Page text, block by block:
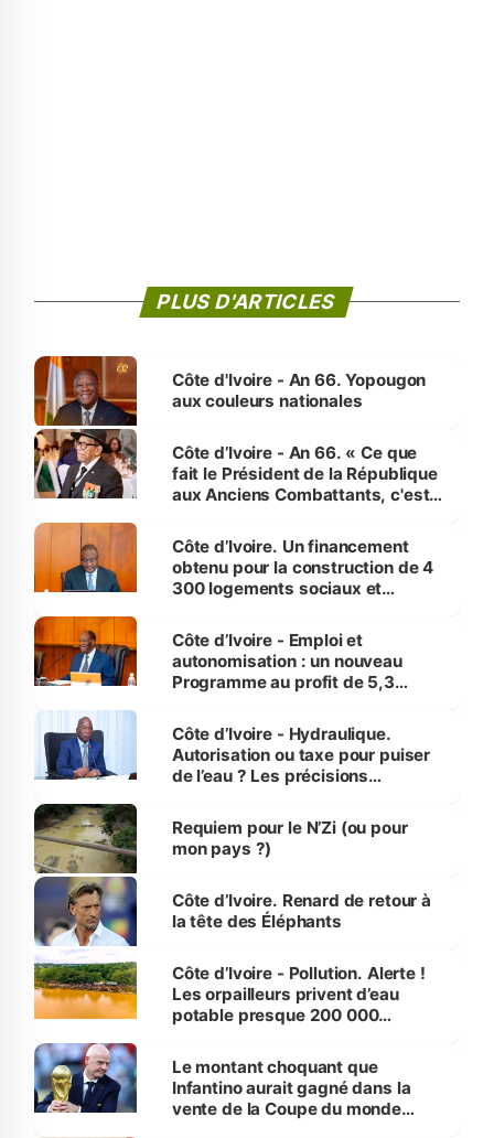
PLUS D'ARTICLES
Côte d'Ivoire - An 66. Yopougon
aux couleurs nationales
Côte d’Ivoire - An 66. « Ce que
fait le Président de la République
aux Anciens Combattants, c'est
Côte d’Ivoire. Un financement
obtenu pour la construction de 4
300 logements sociaux et
et Yamoussoukro
Côte d’Ivoire - Emploi et
autonomisation : un nouveau
Programme au profit de 5,3
Côte d’Ivoire - Hydraulique.
Autorisation ou taxe pour puiser
de l’eau ? Les précisions
Requiem pour le N’Zi (ou pour
mon pays ?)
Côte d’Ivoire. Renard de retour à
la tête des Éléphants
Côte d’Ivoire - Pollution. Alerte !
Les orpailleurs privent d’eau
potable presque 200 000
Le montant choquant que
Infantino aurait gagné dans la
vente de la Coupe du monde